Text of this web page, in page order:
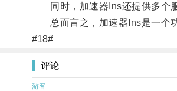
同时，加速器Ins还提供多个服
总而言之，加速器Ins是一个功
#18#
评论
游客